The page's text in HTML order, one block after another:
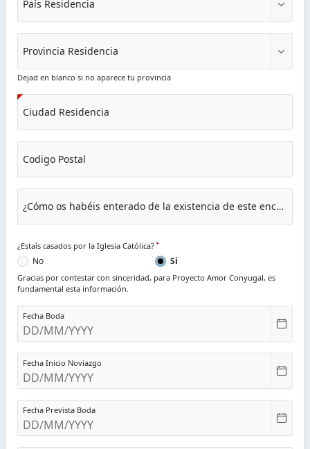
País Residencia
Provincia Residencia
Dejad en blanco si no aparece tu provincia
Ciudad Residencia
Codigo Postal
¿Cómo os habéis enterado de la existencia de este encuentro?
¿Estaís casados por la Iglesia Católica?
No Si
Gracias por contestar con sinceridad, para Proyecto Amor Conyugal, es
fundamental esta información.
Fecha Boda
Fecha Inicio Noviazgo
Fecha Prevista Boda